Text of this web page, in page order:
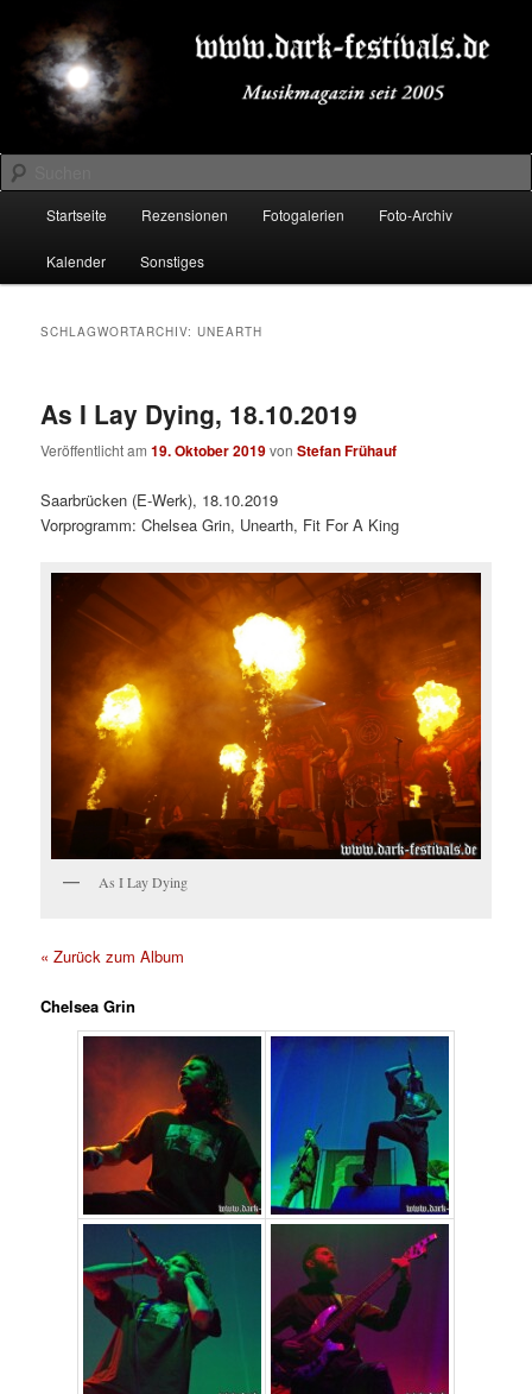
primären
Inhalt
springen
sekundären
Inhalt
springenDARK-FESTIVALS.DE
Suchen
Startseite Rezensionen Fotogalerien Foto-Archiv
Kalender Sonstiges
SCHLAGWORTARCHIV:UNEARTH
As I Lay Dying, 18.10.2019
Veröffentlicht am19. Oktober 2019vonStefan Frühauf
Saarbrücken (E-Werk), 18.10.2019
Vorprogramm: Chelsea Grin, Unearth, Fit For A King
As I Lay Dying
« Zurück zum Album
Chelsea Grin